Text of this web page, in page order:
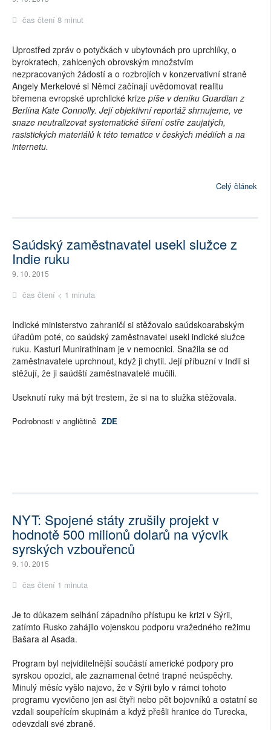
čas čtení 8 minut
Uprostřed zpráv o potyčkách v ubytovnách pro uprchlíky, o
byrokratech, zahlcených obrovským množstvím
nezpracovaných žádostí a o rozbrojích v konzervativní straně
Angely Merkelové si Němci začínají uvědomovat realitu
břemena evropské uprchlické krize píše v deníku Guardian z
Berlína Kate Connolly. Její objektivní reportáž shrnujeme, ve
snaze neutralizovat systematické šíření ostře zaujatých,
rasistických materiálů k této tematice v českých médiích a na
internetu.
Celý článek
Saúdský zaměstnavatel usekl služce z
Indie ruku
9. 10. 2015
čas čtení < 1 minuta
Indické ministerstvo zahraničí si stěžovalo saúdskoarabským
úřadům poté, co saúdský zaměstnavatel usekl indické služce
ruku. Kasturi Munirathinam je v nemocnici. Snažila se od
zaměstnavatele uprchnout, když ji chytil. Její příbuzní v Indii si
stěžují, že ji saúdští zaměstnavatelé mučili.
Useknutí ruky má být trestem, že si na to služka stěžovala.
Podrobnosti v angličtině ZDE
NYT: Spojené státy zrušily projekt v
hodnotě 500 milionů dolarů na výcvik
syrských vzbouřenců
9. 10. 2015
čas čtení 1 minuta
Je to důkazem selhání západního přístupu ke krizi v Sýrii,
zatímto Rusko zahájilo vojenskou podporu vražedného režimu
Bašara al Asada.
Program byl nejviditelnější součástí americké podpory pro
syrskou opozici, ale zaznamenal četné trapné neúspěchy.
Minulý měsíc vyšlo najevo, že v Sýrii bylo v rámci tohoto
programu vycvičeno jen asi čtyři nebo pět bojovníků a ostatní se
vzdali soupeřícím skupinám a když přešli hranice do Turecka,
odevzdali své zbraně.